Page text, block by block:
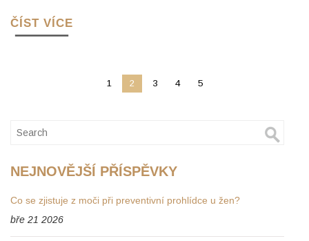
ČÍST VÍCE
1 2 3 4 5
NEJNOVĚJŠÍ PŘÍSPĚVKY
Co se zjistuje z moči při preventivní prohlídce u žen?
bře 21 2026